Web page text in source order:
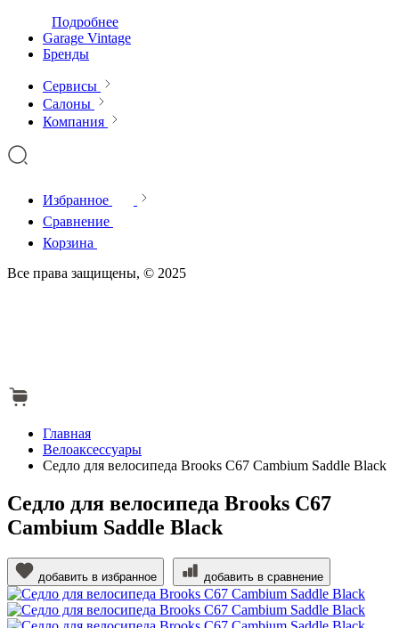
Подробнее
Garage Vintage
Бренды
Сервисы
Салоны
Компания
Избранное
Сравнение
Корзина
Все права защищены, © 2025
Главная
Велоаксессуары
Седло для велосипеда Brooks C67 Cambium Saddle Black
Седло для велосипеда Brooks C67
Cambium Saddle Black
добавить в избранное добавить в сравнение